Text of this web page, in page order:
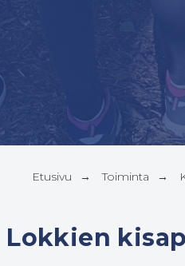
Etusivu → Toiminta →
Lokkien